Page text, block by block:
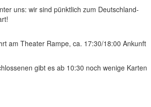
uns: wir sind pünktlich zum Deutschland-
am Theater Rampe, ca. 17:30/18:00 Ankunft
gibt es ab 10:30 noch wenige Karten